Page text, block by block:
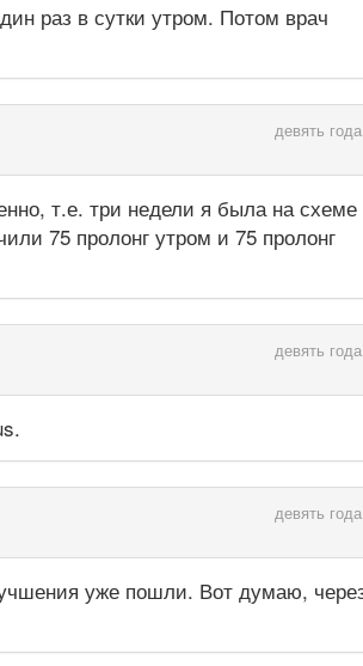
раз в сутки утром. Потом врач
девять
т.е. три недели я была на схеме
75 пролонг утром и 75 пролонг
девять
девять
уже пошли. Вот думаю,